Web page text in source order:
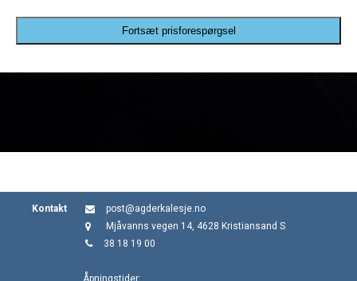
Fortsæt prisforespørgsel
Kontakt
post@agderkalesje.no
Mjåvanns vegen 14, 4628 Kristiansand S
38 18 19 00
Åpningstider: